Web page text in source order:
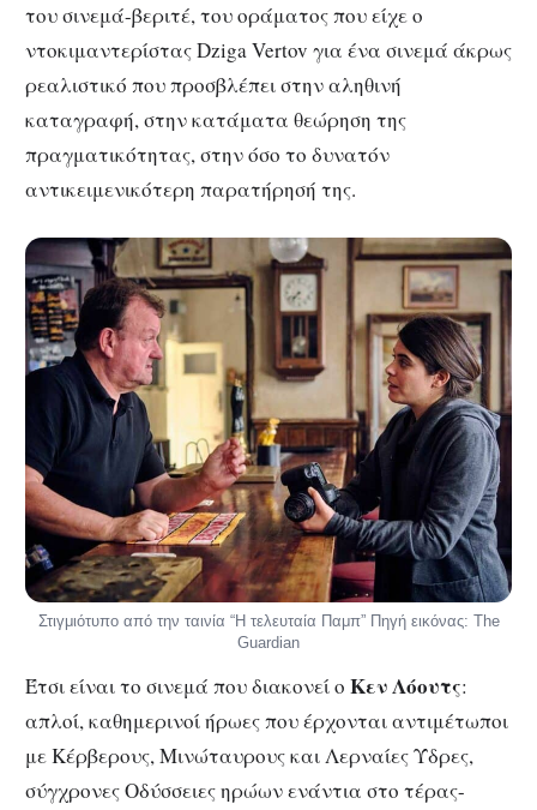
του σινεμά-βεριτέ, του οράματος που είχε ο
ντοκιμαντερίστας Dziga Vertov για ένα σινεμά άκρως
ρεαλιστικό που προσβλέπει στην αληθινή
καταγραφή, στην κατάματα θεώρηση της
πραγματικότητας, στην όσο το δυνατόν
αντικειμενικότερη παρατήρησή της.
Στιγμιότυπο από την ταινία “Η τελευταία Παμπ” Πηγή εικόνας: The
Guardian
Έτσι είναι το σινεμά που διακονεί ο Κεν Λόουτς:
απλοί, καθημερινοί ήρωες που έρχονται αντιμέτωποι
με Κέρβερους, Μινώταυρους και Λερναίες Ύδρες,
σύγχρονες Οδύσσειες ηρώων ενάντια στο τέρας-